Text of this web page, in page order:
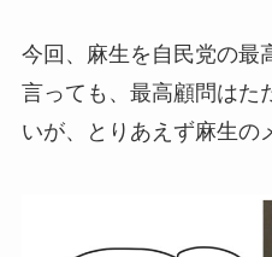
今回、麻生を自民党の最
言っても、最高顧問はた
いが、とりあえず麻生の